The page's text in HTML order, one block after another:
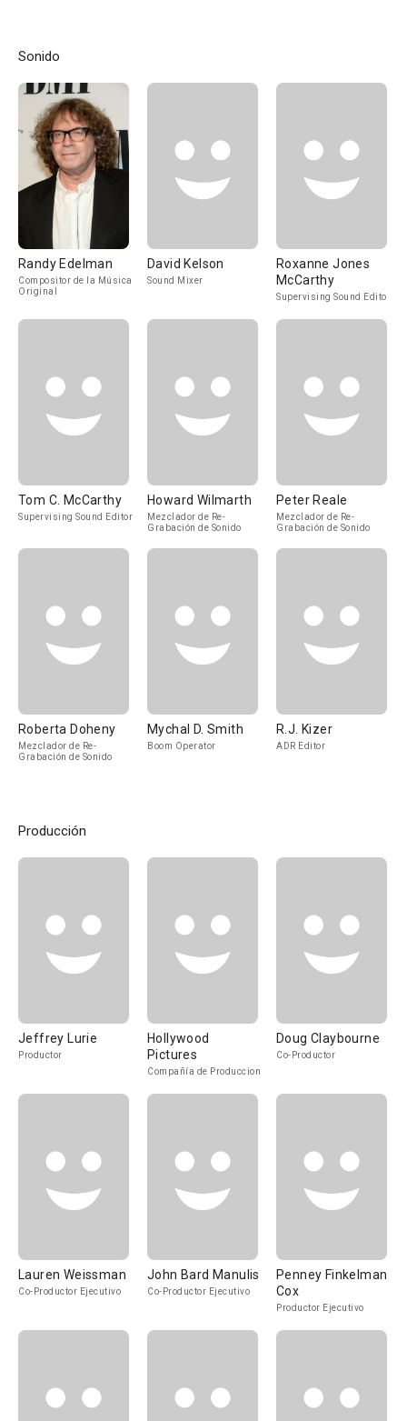
Sonido
Randy Edelman
Compositor de la Música
Original
David Kelson
Sound Mixer
Roxanne Jones
McCarthy
Supervising Sound Editor
Tom C. McCarthy
Supervising Sound Editor
Howard Wilmarth
Mezclador de Re-
Grabación de Sonido
Peter Reale
Mezclador de Re-
Grabación de Sonido
Roberta Doheny
Mezclador de Re-
Grabación de Sonido
Mychal D. Smith
Boom Operator
R.J. Kizer
ADR Editor
Producción
Jeffrey Lurie
Productor
Hollywood
Pictures
Compañía de Produccion
Doug Claybourne
Co-Productor
Lauren Weissman
Co-Productor Ejecutivo
John Bard Manulis
Co-Productor Ejecutivo
Penney Finkelman
Cox
Productor Ejecutivo